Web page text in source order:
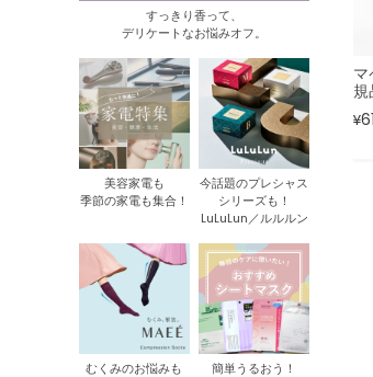
すっきり香って、
デリケートなお悩みオフ。
美容家電も
季節の家電も集合！
今話題のプレシャス
シリーズも！
LuLuLun／ルルルン
むくみのお悩みも
簡単うるおう！
規
¥